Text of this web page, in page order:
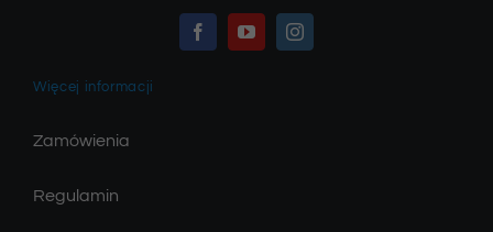
Więcej informacji
Zamówienia
Regulamin